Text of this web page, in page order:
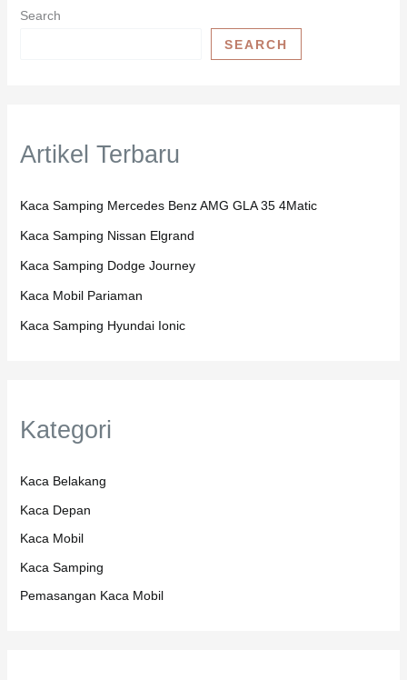
Search
SEARCH
Artikel Terbaru
Kaca Samping Mercedes Benz AMG GLA 35 4Matic
Kaca Samping Nissan Elgrand
Kaca Samping Dodge Journey
Kaca Mobil Pariaman
Kaca Samping Hyundai Ionic
Kategori
Kaca Belakang
Kaca Depan
Kaca Mobil
Kaca Samping
Pemasangan Kaca Mobil